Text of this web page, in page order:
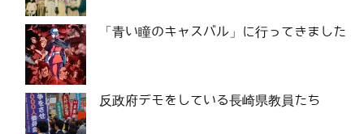
「青い瞳のキャスバル」に行ってきました
反政府デモをしている長崎県教員たち